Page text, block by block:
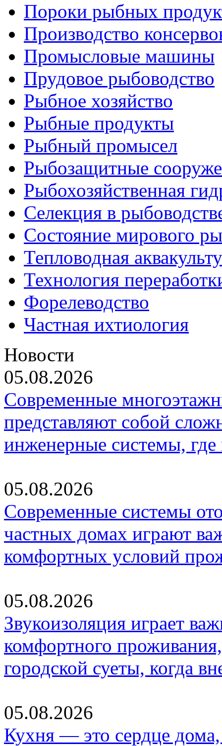
Пороки рыбных
Производство
Промысловые машины
Прудовое рыбоводство
Рыбное хозяйство
Рыбные продукты
Рыбный промысел
Рыбозащитные
Рыбохозяйственная
Селекция в
Состояние мирового
Тепловодная
Технология
Форелеводство
Частная ихтиология
Новости
05.08.2026
Современные
представляют собой
инженерные системы,
05.08.2026
Современные системы
частных домах играют
комфортных условий
05.08.2026
Звукоизоляция играет
комфортного
городской суеты, когда
05.08.2026
Кухня — это сердце дома,